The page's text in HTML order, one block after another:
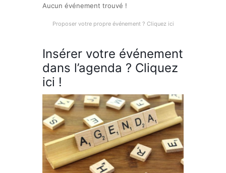
Aucun événement trouvé !
Proposer votre propre événement ? Cliquez ici
Insérer votre événement
dans l’agenda ? Cliquez
ici !